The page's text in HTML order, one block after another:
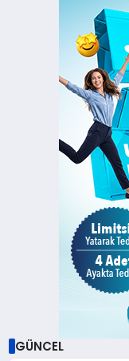
GÜNCEL